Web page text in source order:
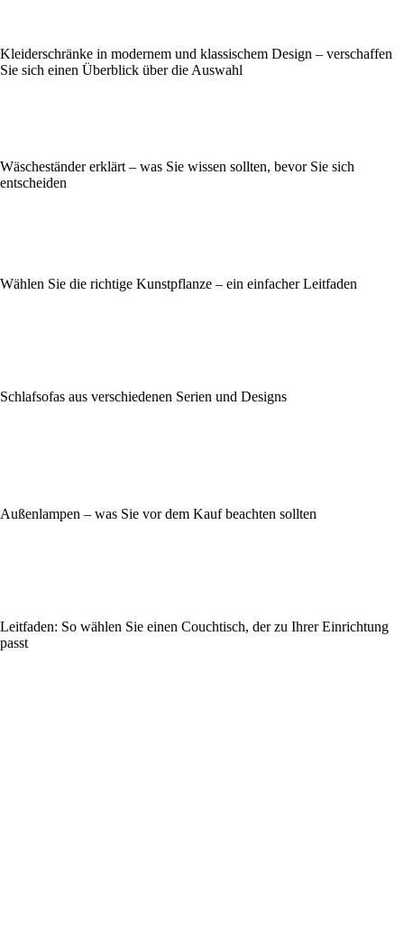
Kleiderschränke in modernem und klassischem Design – verschaffen
Sie sich einen Überblick über die Auswahl
Wäscheständer erklärt – was Sie wissen sollten, bevor Sie sich
entscheiden
Wählen Sie die richtige Kunstpflanze – ein einfacher Leitfaden
Schlafsofas aus verschiedenen Serien und Designs
Außenlampen – was Sie vor dem Kauf beachten sollten
Leitfaden: So wählen Sie einen Couchtisch, der zu Ihrer Einrichtung
passt